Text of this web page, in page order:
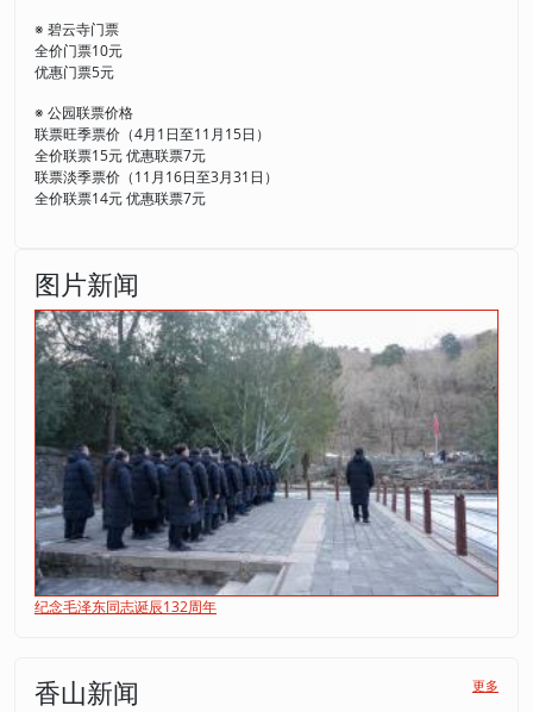
※ 碧云寺门票
全价门票10元
优惠门票5元
※ 公园联票价格
联票旺季票价（4月1日至11月15日）
全价联票15元 优惠联票7元
联票淡季票价（11月16日至3月31日）
全价联票14元 优惠联票7元
图片新闻
纪念毛泽东同志诞辰132周年
香山新闻 更多